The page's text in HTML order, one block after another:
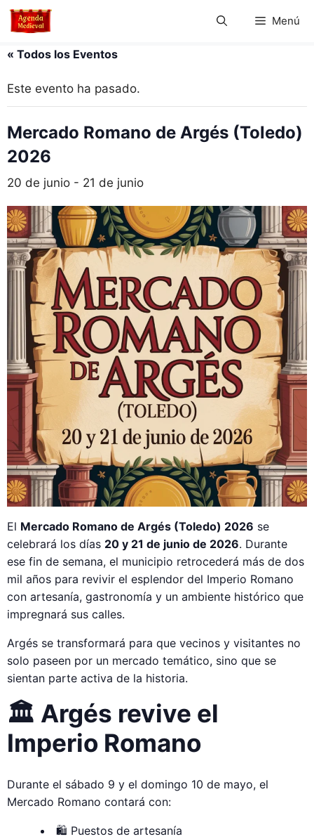
Saltar
Menú
« Todos los Eventos
Este evento ha pasado.
Mercado Romano de Argés (Toledo)
2026
20 de junio - 21 de junio
El Mercado Romano de Argés (Toledo) 2026 se
celebrará los días 20 y 21 de junio de 2026. Durante
ese fin de semana, el municipio retrocederá más de dos
mil años para revivir el esplendor del Imperio Romano
con artesanía, gastronomía y un ambiente histórico que
impregnará sus calles.
Argés se transformará para que vecinos y visitantes no
solo paseen por un mercado temático, sino que se
sientan parte activa de la historia.
🏛️ Argés revive el
Imperio Romano
Durante el sábado 9 y el domingo 10 de mayo, el
Mercado Romano contará con:
🛍️ Puestos de artesanía